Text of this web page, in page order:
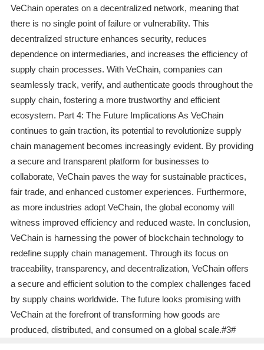
VeChain operates on a decentralized network, meaning that
there is no single point of failure or vulnerability. This
decentralized structure enhances security, reduces
dependence on intermediaries, and increases the efficiency of
supply chain processes. With VeChain, companies can
seamlessly track, verify, and authenticate goods throughout the
supply chain, fostering a more trustworthy and efficient
ecosystem. Part 4: The Future Implications As VeChain
continues to gain traction, its potential to revolutionize supply
chain management becomes increasingly evident. By providing
a secure and transparent platform for businesses to
collaborate, VeChain paves the way for sustainable practices,
fair trade, and enhanced customer experiences. Furthermore,
as more industries adopt VeChain, the global economy will
witness improved efficiency and reduced waste. In conclusion,
VeChain is harnessing the power of blockchain technology to
redefine supply chain management. Through its focus on
traceability, transparency, and decentralization, VeChain offers
a secure and efficient solution to the complex challenges faced
by supply chains worldwide. The future looks promising with
VeChain at the forefront of transforming how goods are
produced, distributed, and consumed on a global scale.#3#